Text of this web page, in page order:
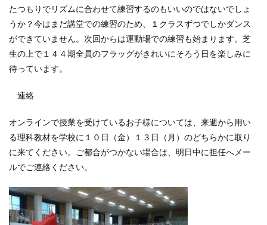
たつもりでリズムに合わせて練習するのもいいのではないでしょ
うか？今はまだ講堂での練習のため、１クラスずつでしかダンス
ができていません。次回からは運動場での練習も始まります。芝
生の上で１４４期全員のフラッグがきれいにそろう日を楽しみに
待っています。
連絡
オンラインで授業を受けているお子様については、来週から用い
る理科教材を学校に１０日（金）１３日（月）のどちらかに取り
に来てください。ご都合がつかない場合は、明日中に担任へメー
ルでご連絡ください。